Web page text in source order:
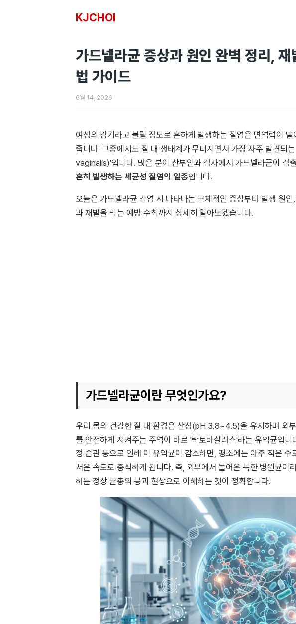
KJCHOI
가드넬라균 증상과 원인 완벽 정리,
법 가이드
6월 14, 2026
여성의 감기라고 불릴 정도로 흔하게 발생하는 질염은 면역력이
줍니다. 그중에서도 질 내 생태계가 무너지면서 가장 자주 발견되
vaginalis)'입니다. 많은 분이 산부인과 검사에서 가드넬라균이 검
흔히 발생하는 세균성 질염의 일종입니다.
오늘은 가드넬라균 감염 시 나타나는 구체적인 증상부터 발생 원
과 재발을 막는 예방 수칙까지 상세히 알아보겠습니다.
가드넬라균이란 무엇인가요?
우리 몸의 건강한 질 내 환경은 산성(pH 3.8~4.5)을 유지하며 외
를 안전하게 지켜주는 주역이 바로 '락토바실러스'라는 유익균입니
정 습관 등으로 인해 이 유익균이 감소하면, 평소에는 아주 적은
서운 속도로 증식하게 됩니다. 즉, 외부에서 들어온 독한 병원균이
하는 정상 균총의 붕괴 현상으로 이해하는 것이 정확합니다.